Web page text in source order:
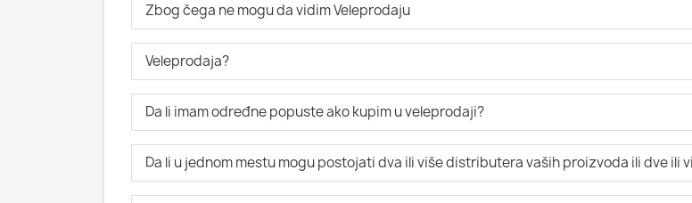
Zbog čega ne mogu da vidim Veleprodaju
Veleprodaja?
Da li imam određne popuste ako kupim u veleprodaji?
Da li u jednom mestu mogu postojati dva ili više distributera vaših proizvoda ili dve ili